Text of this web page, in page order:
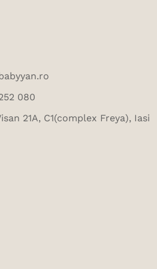
080
21A, C1(complex Freya), Iasi